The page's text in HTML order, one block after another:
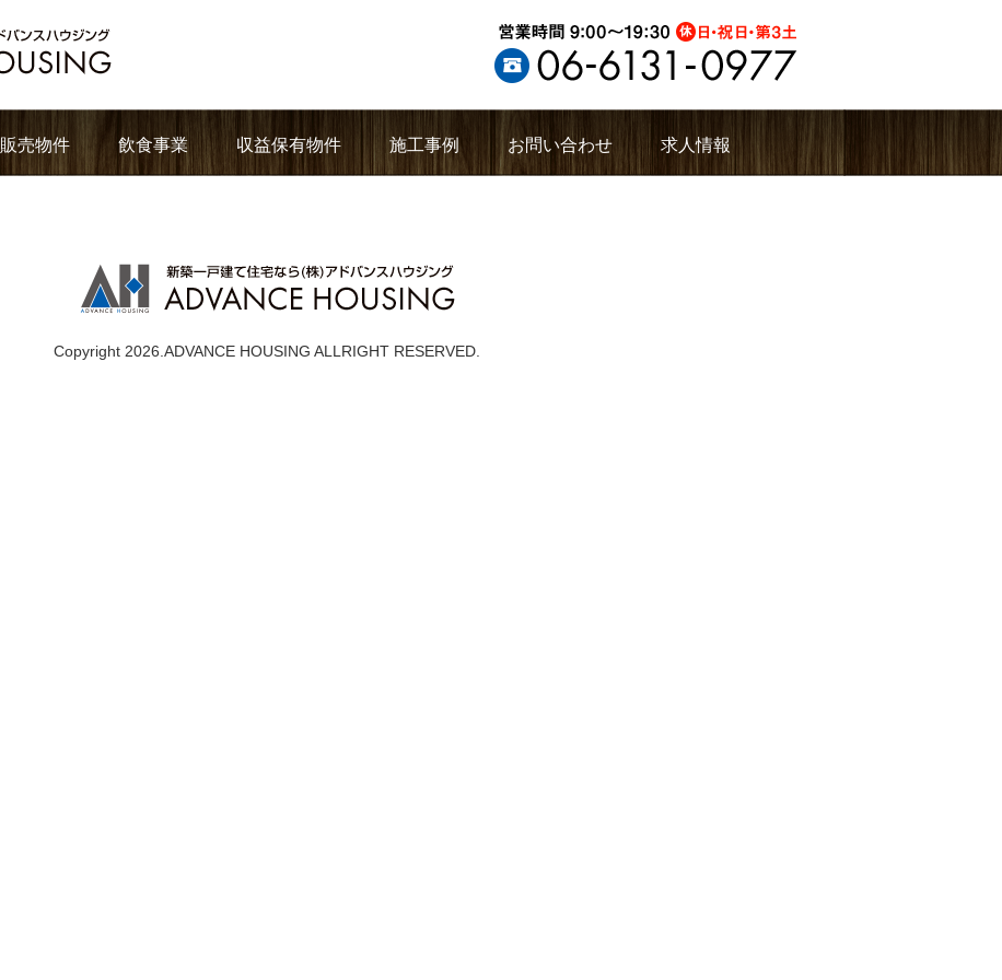
販売物件 飲食事業 収益保有物件 施工事例 お問い合わせ 求人情報
Copyright 2026.ADVANCE HOUSING ALLRIGHT RESERVED.